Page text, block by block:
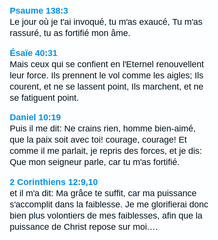
Psaume 138:3
Le jour où je t'ai invoqué, tu m'as exaucé, Tu m'as
rassuré, tu as fortifié mon âme.
Ésaïe 40:31
Mais ceux qui se confient en l'Eternel renouvellent
leur force. Ils prennent le vol comme les aigles; Ils
courent, et ne se lassent point, Ils marchent, et ne
se fatiguent point.
Daniel 10:19
Puis il me dit: Ne crains rien, homme bien-aimé,
que la paix soit avec toi! courage, courage! Et
comme il me parlait, je repris des forces, et je dis:
Que mon seigneur parle, car tu m'as fortifié.
2 Corinthiens 12:9,10
et il m'a dit: Ma grâce te suffit, car ma puissance
s'accomplit dans la faiblesse. Je me glorifierai donc
bien plus volontiers de mes faiblesses, afin que la
puissance de Christ repose sur moi.…